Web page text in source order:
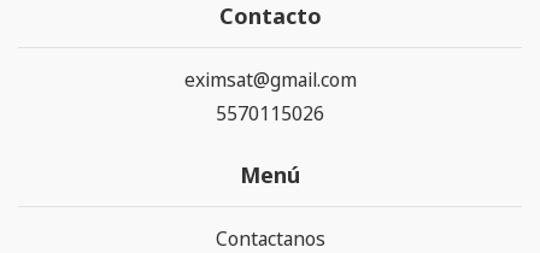
Contacto
eximsat@gmail.com
5570115026
Menú
Contactanos